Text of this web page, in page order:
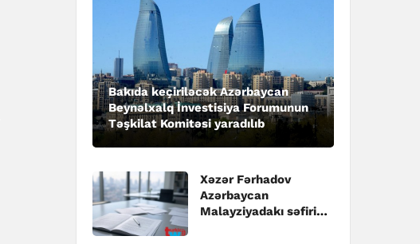
Bakıda keçiriləcək Azərbaycan
Beynəlxalq İnvestisiya Forumunun
Təşkilat Komitəsi yaradılıb
Xəzər Fərhadov
Azərbaycan
Malayziyadakı səfiri